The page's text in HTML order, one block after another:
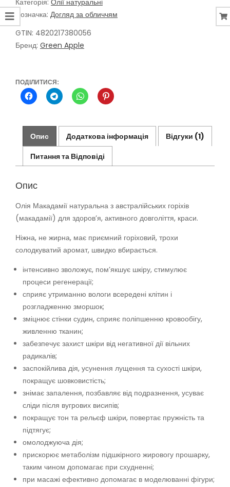
Позначка: Догляд за обличчям
GTIN: 4820217380056
Бренд: Green Apple
ПОДІЛИТИСЯ:
Опис Додаткова інформація
Відгуки (1)
Питання та Відповіді
Опис
Олія Макадамії натуральна з австралійських горіхів
(макадамії) для здоров’я, активного довголіття, краси.
Ніжна, не жирна, має приємний горіховий, трохи
солодкуватий аромат, швидко вбирається.
інтенсивно зволожує, пом’якшує шкіру, стимулює
процеси регенерації;
сприяє утриманню вологи всередені клітин і
розгладженню зморшок;
зміцнює стінки судин, сприяє поліпшенню кровообігу,
живленню тканин;
забезпечує захист шкіри від негативної дії вільних
радикалів;
заспокійлива дія, усунення лущення та сухості шкіри,
покращує шовковистість;
знімає запалення, позбавляє від подразнення, усуває
сліди після вугрових висипів;
покращує тон та рельєф шкіри, повертає пружність та
підтягує;
омолоджуюча дія;
прискорює метаболізм підшкірного жировогу прошарку,
таким чином допомагає при схудненні;
при масажі ефективно допомагає в моделюванні фігури;